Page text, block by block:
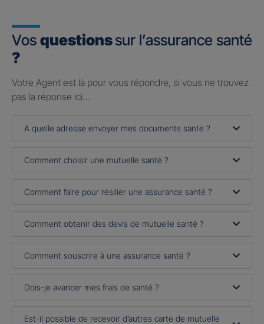
Vos questionssur l’assurance santé
?
Votre Agent est là pour vous répondre, si vous ne trouvez
pas la réponse ici…
A quelle adresse envoyer mes documents santé ?
Comment choisir une mutuelle santé ?
Comment faire pour résilier une assurance santé ?
Comment obtenir des devis de mutuelle santé ?
Comment souscrire à une assurance santé ?
Dois-je avancer mes frais de santé ?
Est-il possible de recevoir d’autres carte de mutuelle